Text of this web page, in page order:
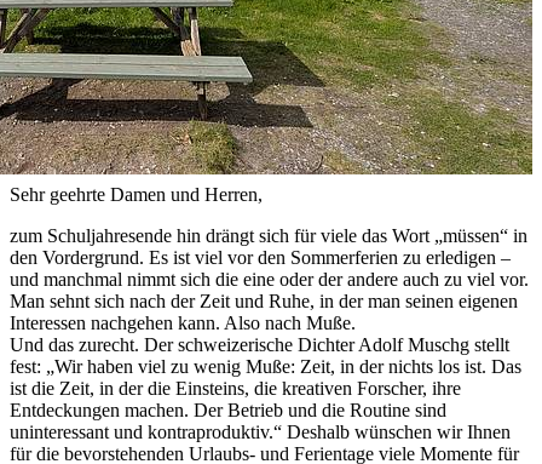
Sehr geehrte Damen und Herren,
zum Schuljahresende hin drängt sich für viele das Wort „müssen“ in
den Vordergrund. Es ist viel vor den Sommerferien zu erledigen –
und manchmal nimmt sich die eine oder der andere auch zu viel vor.
Man sehnt sich nach der Zeit und Ruhe, in der man seinen eigenen
Interessen nachgehen kann. Also nach Muße.
Und das zurecht. Der schweizerische Dichter Adolf Muschg stellt
fest: „Wir haben viel zu wenig Muße: Zeit, in der nichts los ist. Das
ist die Zeit, in der die Einsteins, die kreativen Forscher, ihre
Entdeckungen machen. Der Betrieb und die Routine sind
uninteressant und kontraproduktiv.“ Deshalb wünschen wir Ihnen
für die bevorstehenden Urlaubs- und Ferientage viele Momente für